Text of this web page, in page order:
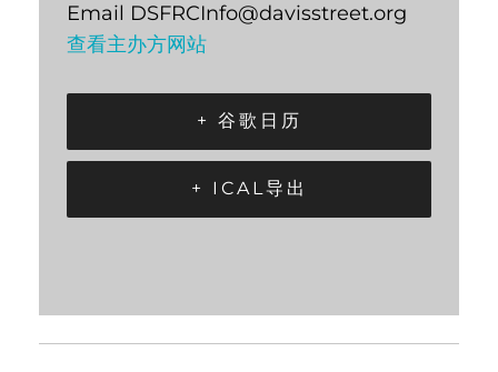
Email DSFRCInfo@davisstreet.org
查看主办方网站
+ 谷歌日历
+ ICAL导出